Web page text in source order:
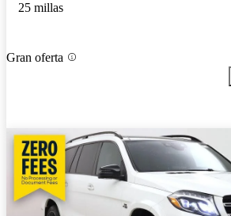
25 millas
Gran oferta